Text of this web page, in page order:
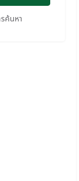
ค้นหา